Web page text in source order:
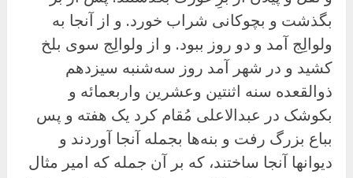
بگذشت و بچوکانی شراب خورد. و از آنجا به
ولوالِج آمد و دو روز ببود. و از ولوالِج سوی بلخ
کشید و در شهر آمد روز سه‌شنبه سیزدهم
ذوالقعده سنه اثنتین وعشرین واربعمائه و
بکوشک در عبدالاعلی مُقام کرد یک هفته و پس
بباع بزرگ رفت و بنه‌ها بجمله آنجا آوردند و
دیوانها آنجا ساختند، که بر آن جمله که امیر مثال